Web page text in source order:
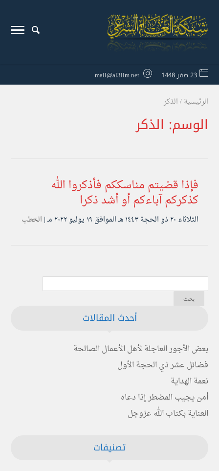
23 صفر 1448 mail@al3ilm.net
الرئيسية/الذكر
الوسم: الذكر
فإذا قضيتم مناسككم فأذكروا الله
كذكركم آباءكم أو أشد ذكرا
الثلاثاء ۲۰ ذو الحجة ۱٤٤۳ هـ الموافق ۱۹ يوليو ۲۰۲۲ مـ | الخطب
أحدث المقالات
بعض الأجور العاجلة لأهل الأعمال الصالحة
فضائل عشر ذي الحجة الأول
نعمة الهداية
أمن يجيب المضطر إذا دعاه
العناية بكتاب الله عزوجل
تصنيفات